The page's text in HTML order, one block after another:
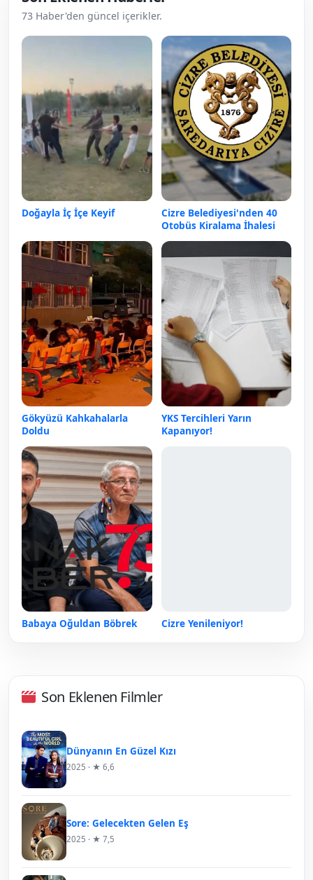
73 Haber'den güncel içerikler.
Doğayla İç İçe Keyif
Cizre Belediyesi'nden 40
Otobüs Kiralama İhalesi
Gökyüzü Kahkahalarla
Doldu
YKS Tercihleri Yarın
Kapanıyor!
Babaya Oğuldan Böbrek Cizre Yenileniyor!
Son Eklenen Filmler
Dünyanın En Güzel Kızı
2025 · ★ 6,6
Sore: Gelecekten Gelen Eş
2025 · ★ 7,5